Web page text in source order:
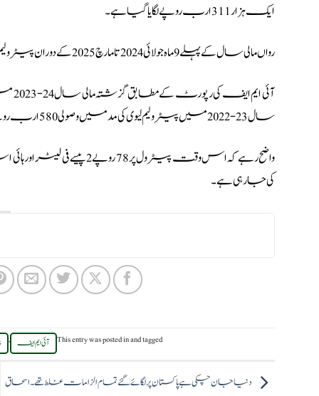
ایک ہزار 311 ارب روپے لگایا گیا ہے۔
رواں مالی سال کے پہلے 9 ماہ جولائی 2024 تا مارچ 2025 کے دوران پیٹرولیم لیوی کی وصولی 833 ارب 84 کروڑ 70 لاکھ روپے رہی۔
سال 23-2022 میں پیٹرولیم لیوی کی مد میں وصولی 580 ارب روپے تھی۔
کی جارہی ہے۔
This entry was posted inand tagged آئی ایم ایف ,
دنیا جان چکی ہے پاکستان پر لگائے گئے تمام الزامات غلط تھے۔ اسحاق